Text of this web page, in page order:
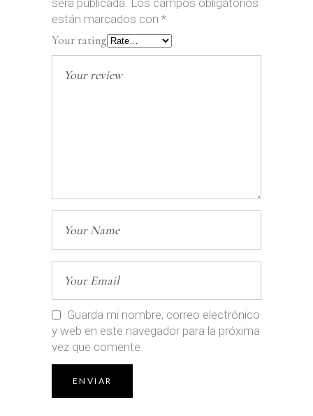
será publicada. Los campos obligatorios
están marcados con *
Your rating
Guarda mi nombre, correo electrónico
y web en este navegador para la próxima
vez que comente.